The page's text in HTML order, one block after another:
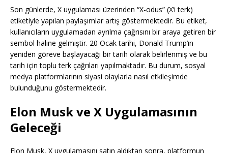
Son günlerde, X uygulaması üzerinden “X-odus” (X’i terk)
etiketiyle yapılan paylaşımlar artış göstermektedir. Bu etiket,
kullanıcıların uygulamadan ayrılma çağrısını bir araya getiren bir
sembol haline gelmiştir. 20 Ocak tarihi, Donald Trump’ın
yeniden göreve başlayacağı bir tarih olarak belirlenmiş ve bu
tarih için toplu terk çağrıları yapılmaktadır. Bu durum, sosyal
medya platformlarının siyasi olaylarla nasıl etkileşimde
bulunduğunu göstermektedir.
Elon Musk ve X Uygulamasının
Geleceği
Elon Musk, X uygulamasını satın aldıktan sonra, platformun